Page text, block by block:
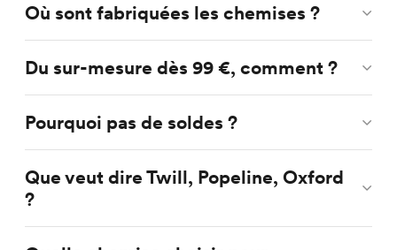
Où sont fabriquées les chemises ?
Du sur-mesure dès 99 €, comment ?
Pourquoi pas de soldes ?
Que veut dire Twill, Popeline, Oxford
?